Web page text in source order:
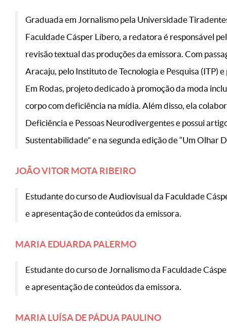
Graduada em Jornalismo pela Universidade
Faculdade Cásper Líbero, a redatora é responsável
revisão textual das produções da emissora. Com
Aracaju, pelo Instituto de Tecnologia e Pesquisa (ITP)
Em Rodas, projeto dedicado à promoção da moda
corpo com deficiência na mídia. Além disso, ela
Deficiência e Pessoas Neurodivergentes e possui
Sustentabilidade” e na segunda edição de “Um Olhar
JOÃO VITOR MOTA RIBEIRO
Estudante do curso de Audiovisual da Faculdade
e apresentação de conteúdos da emissora.
MARIA EDUARDA PALERMO
Estudante do curso de Jornalismo da Faculdade
e apresentação de conteúdos da emissora.
MARIA LUÍSA DE PÁDUA PAULINO